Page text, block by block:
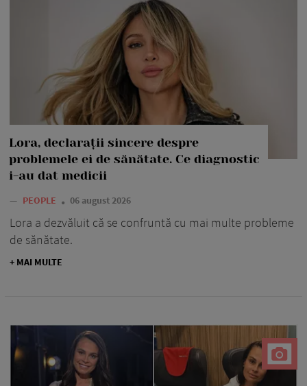
Lora, declarații sincere despre
problemele ei de sănătate. Ce diagnostic
i-au dat medicii
— PEOPLE 06 august 2026
Lora a dezvăluit că se confruntă cu mai multe probleme
de sănătate.
+ MAI MULTE